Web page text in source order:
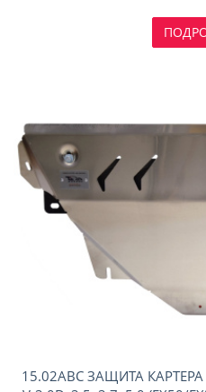
15.02ABC ЗАЩИТА